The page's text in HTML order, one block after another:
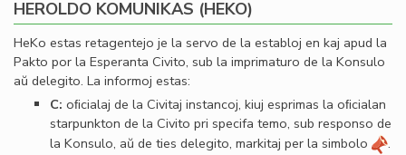
HEROLDO KOMUNIKAS (HEKO)
HeKo estas retagentejo je la servo de la establoj en kaj apud la
Pakto por la Esperanta Civito, sub la imprimaturo de la Konsulo
aŭ delegito. La informoj estas:
C: oﬁcialaj de la Civitaj instancoj, kiuj esprimas la oﬁcialan
starpunkton de la Civito pri specifa temo, sub responso de
la Konsulo, aŭ de ties delegito, markitaj per la simbolo
.